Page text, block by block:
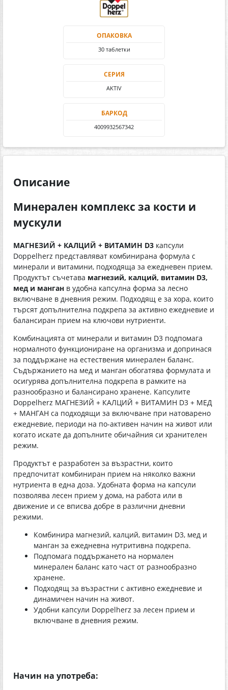
ОПАКОВКА
30 таблетки
СЕРИЯ
AKTIV
БАРКОД
4009932567342
Описание
Минерален комплекс за кости и
мускули
МАГНЕЗИЙ + КАЛЦИЙ + ВИТАМИН D3 капсули
Doppelherz представляват комбинирана формула с
минерали и витамини, подходяща за ежедневен прием.
Продуктът съчетава магнезий, калций, витамин D3,
мед и манган в удобна капсулна форма за лесно
включване в дневния режим. Подходящ е за хора, които
търсят допълнителна подкрепа за активно ежедневие и
балансиран прием на ключови нутриенти.
Комбинацията от минерали и витамин D3 подпомага
нормалното функциониране на организма и допринася
за поддържане на естествения минерален баланс.
Съдържанието на мед и манган обогатява формулата и
осигурява допълнителна подкрепа в рамките на
разнообразно и балансирано хранене. Капсулите
Doppelherz МАГНЕЗИЙ + КАЛЦИЙ + ВИТАМИН D3 + МЕД
+ МАНГАН са подходящи за включване при натоварено
ежедневие, периоди на по-активен начин на живот или
когато искате да допълните обичайния си хранителен
режим.
Продуктът е разработен за възрастни, които
предпочитат комбиниран прием на няколко важни
нутриента в една доза. Удобната форма на капсули
позволява лесен прием у дома, на работа или в
движение и се вписва добре в различни дневни
режими.
Комбинира магнезий, калций, витамин D3, мед и
манган за ежедневна нутритивна подкрепа.
Подпомага поддържането на нормален
минерален баланс като част от разнообразно
хранене.
Подходящ за възрастни с активно ежедневие и
динамичен начин на живот.
Удобни капсули Doppelherz за лесен прием и
включване в дневния режим.
Начин на употреба: